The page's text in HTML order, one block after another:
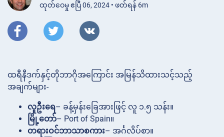
ထုတ်ဝေမှု ဧပြီ 06, 2024 • ဖတ်ရန် 6m
ထရီနီဒက်နှင့်တိုဘာဂိုအကြောင်း အမြန်သိထားသင့်သည့်
အချက်များ-
လူဦးရေ– ခန့်မှန်းခြေအားဖြင့် လူ ၁.၅ သန်း။
မြို့တော်– Port of Spain။
တရားဝင်ဘာသာစကား– အင်္ဂလိပ်စာ။